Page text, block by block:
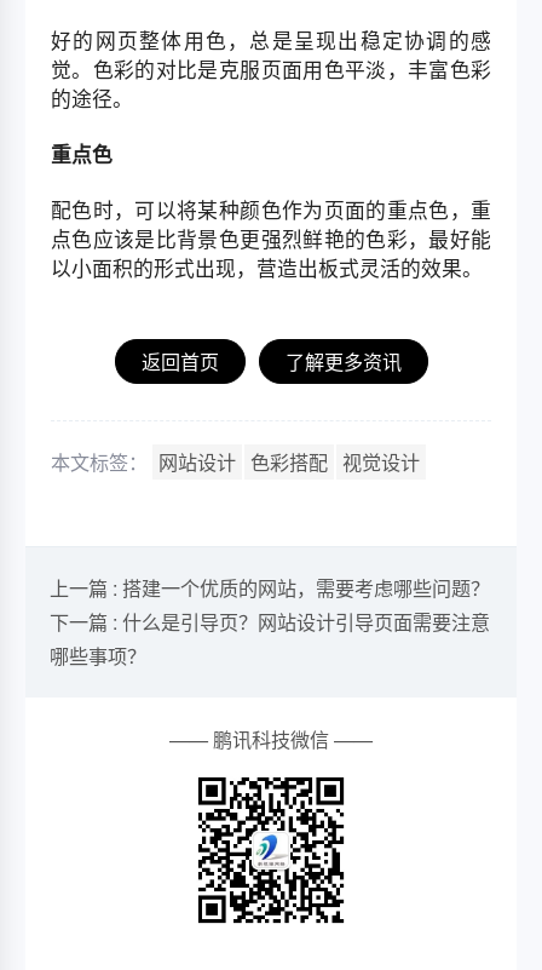
好的网页整体用色，总是呈现出稳定协调的感
觉。色彩的对比是克服页面用色平淡，丰富色彩
的途径。
重点色
配色时，可以将某种颜色作为页面的重点色，重
点色应该是比背景色更强烈鲜艳的色彩，最好能
以小面积的形式出现，营造出板式灵活的效果。
返回首页 了解更多资讯
本文标签： 网站设计 色彩搭配 视觉设计
上一篇 : 搭建一个优质的网站，需要考虑哪些问题？
下一篇 : 什么是引导页？网站设计引导页面需要注意
哪些事项？
—— 鹏讯科技微信 ——